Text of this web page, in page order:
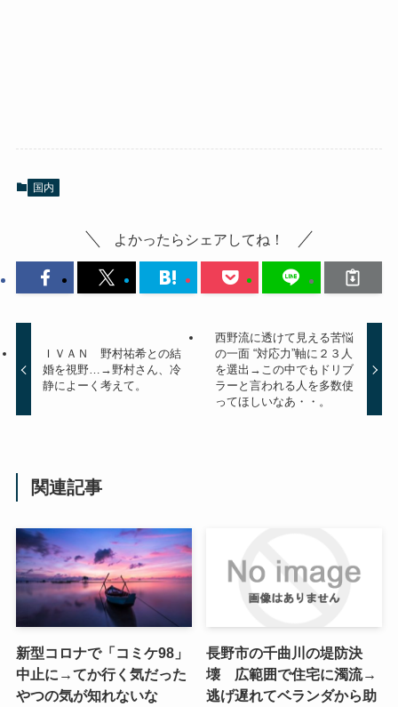
国内
よかったらシェアしてね！
ＩＶＡＮ 野村祐希との結
婚を視野…→野村さん、冷
静によーく考えて。
西野流に透けて見える苦悩
の一面 “対応力”軸に２３人
を選出→この中でもドリブ
ラーと言われる人を多数使
ってほしいなあ・・。
関連記事
新型コロナで「コミケ98」
中止に→てか行く気だった
やつの気が知れないな
長野市の千曲川の堤防決
壊 広範囲で住宅に濁流→
逃げ遅れてベランダから助